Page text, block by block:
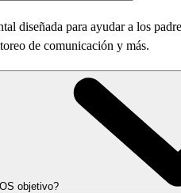
diseñada para ayudar a los
de comunicación y más.
objetivo?